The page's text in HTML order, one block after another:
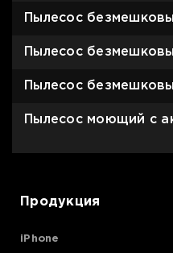
Пылесос
Пылесос
Пылесос
Пылесос моющий с
Продукция
iPhone